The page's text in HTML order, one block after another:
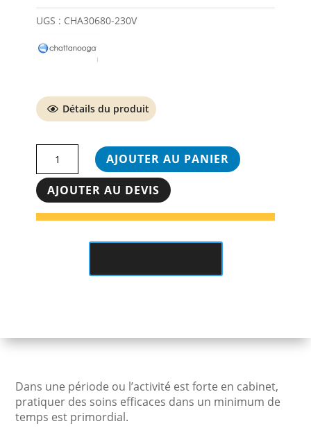
UGS : CHA30680-230V
Détails du produit
Intelect
RPW
Lite
AJOUTER AU PANIER
AJOUTER AU DEVIS
Dans une période ou l’activité est forte en cabinet,
pratiquer des soins efficaces dans un minimum de
temps est primordial.